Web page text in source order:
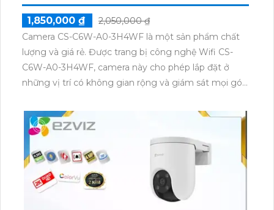
1,850,000 ₫
2,050,000 ₫
Camera CS-C6W-A0-3H4WF là một sản phẩm chất
lượng và giá rẻ. Được trang bị công nghệ Wifi CS-
C6W-A0-3H4WF, camera này cho phép lắp đặt ở
những vị trí có không gian rộng và giám sát mọi góc
công nghệ mới IP Wifi Digital, đảm bảo chất lượng
hình ảnh sắc nét lên đến 4.0 MP. Ngoài ra, camera
còn tích hợp chức năng xoay 360 độ và thu âm cao
cấp. Đặc biệt, camera còn được trang bị công nghệ
hồng ngoại thông minh Smart IR, với tầm quan sát
ban đêm lên đến 10m, giúp quan sát tối ưu hơn